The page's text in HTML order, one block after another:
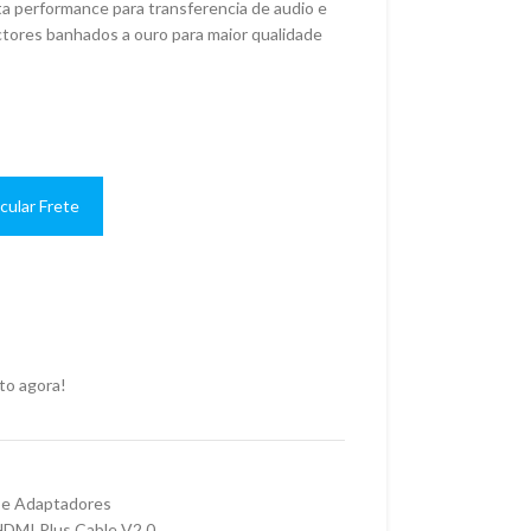
performance para transferencia de audio e
banhados a ouro para maior qualidade
Frete
agora!
Adaptadores